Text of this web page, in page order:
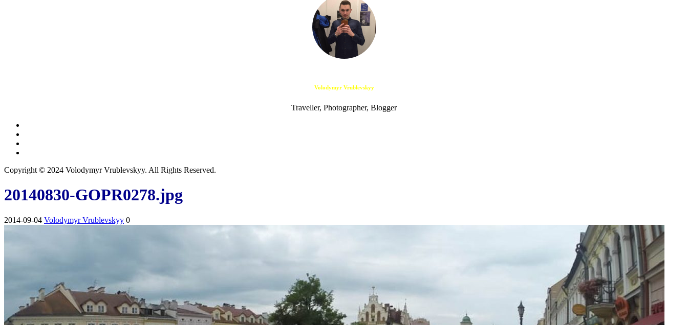
Volodymyr Vrublevskyy
Traveller, Photographer, Blogger
Copyright © 2024 Volodymyr Vrublevskyy. All Rights Reserved.
20140830-GOPR0278.jpg
2014-09-04 Volodymyr Vrublevskyy 0